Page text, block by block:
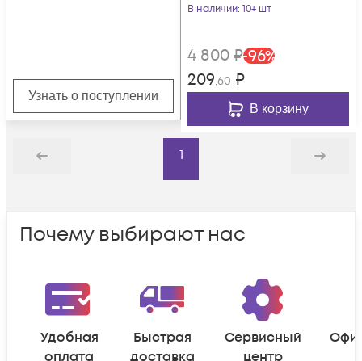
Узнать о поступлении
В наличии: 10+ шт
4 800 ₽-96%
209,60 ₽
В корзину
Назад
1
Дальше
Почему выбирают нас
Удобная
оплата
Быстрая
доставка
Сервисный
центр